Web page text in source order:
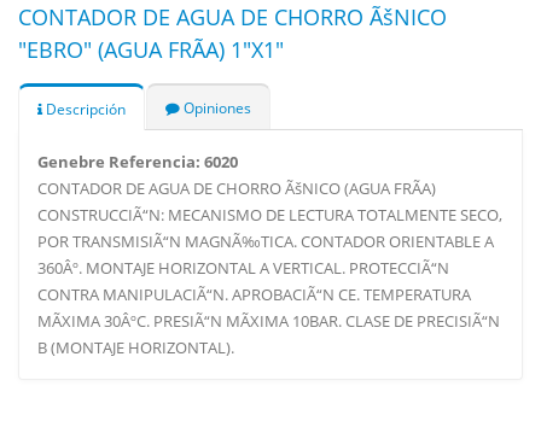
CONTADOR DE AGUA DE CHORRO ÃšNICO
"EBRO" (AGUA FRÃA) 1"X1"
Descripción Opiniones
Genebre Referencia: 6020
CONTADOR DE AGUA DE CHORRO ÃšNICO (AGUA FRÃA)
CONSTRUCCIÃ“N: MECANISMO DE LECTURA TOTALMENTE SECO,
POR TRANSMISIÃ“N MAGNÃ‰TICA. CONTADOR ORIENTABLE A
360Âº. MONTAJE HORIZONTAL A VERTICAL. PROTECCIÃ“N
CONTRA MANIPULACIÃ“N. APROBACIÃ“N CE. TEMPERATURA
MÃXIMA 30ÂºC. PRESIÃ“N MÃXIMA 10BAR. CLASE DE PRECISIÃ“N
B (MONTAJE HORIZONTAL).